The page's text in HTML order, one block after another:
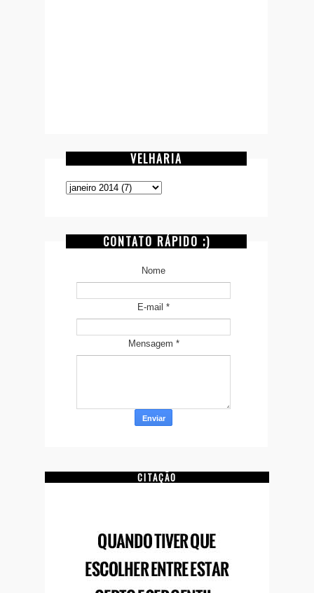
VELHARIA
CONTATO RÁPIDO ;)
Nome
E-mail *
Mensagem *
CITAÇÃO